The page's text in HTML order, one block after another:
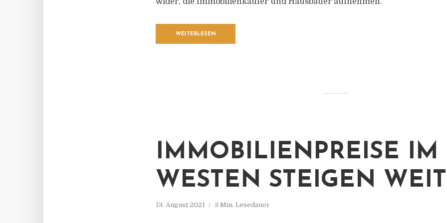
WEITERLESEN
IMMOBILIENPREISE IM
WESTEN STEIGEN
13. August 2021 3 Min. Lesedauer